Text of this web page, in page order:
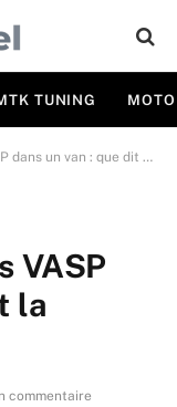
TUNING
: que dit la réglementation ?
VASP
la
commentaire